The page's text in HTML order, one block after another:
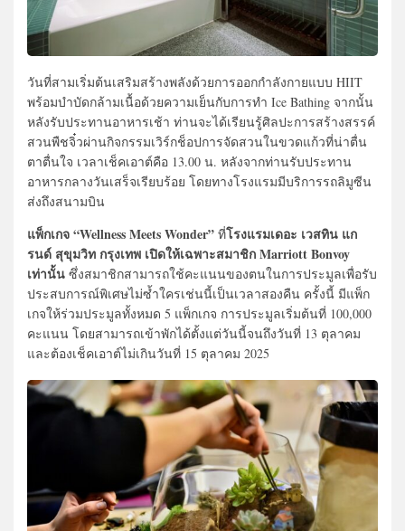
วันที่สามเริ่มต้นเสริมสร้างพลังด้วยการออกกำลังกายแบบ HIIT
พร้อมบำบัดกล้ามเนื้อด้วยความเย็นกับการทำ Ice Bathing จากนั้น
หลังรับประทานอาหารเช้า ท่านจะได้เรียนรู้ศิลปะการสร้างสรรค์
สวนพืชจิ๋วผ่านกิจกรรมเวิร์กช็อปการจัดสวนในขวดแก้วที่น่าตื่น
ตาตื่นใจ เวลาเช็คเอาต์คือ 13.00 น. หลังจากท่านรับประทาน
อาหารกลางวันเสร็จเรียบร้อย โดยทางโรงแรมมีบริการรถลิมูซีน
ส่งถึงสนามบิน
แพ็กเกจ “Wellness Meets Wonder” ที่โรงแรมเดอะ เวสทิน แก
รนด์ สุขุมวิท กรุงเทพ เปิดให้เฉพาะสมาชิก Marriott Bonvoy
เท่านั้น ซึ่งสมาชิกสามารถใช้คะแนนของตนในการประมูลเพื่อรับ
ประสบการณ์พิเศษไม่ซ้ำใครเช่นนี้เป็นเวลาสองคืน ครั้งนี้ มีแพ็ก
เกจให้ร่วมประมูลทั้งหมด 5 แพ็กเกจ การประมูลเริ่มต้นที่ 100,000
คะแนน โดยสามารถเข้าพักได้ตั้งแต่วันนี้จนถึงวันที่ 13 ตุลาคม
และต้องเช็คเอาต์ไม่เกินวันที่ 15 ตุลาคม 2025